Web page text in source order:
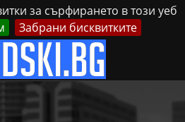
за сърфирането в този уеб
Забрани бисквитките
2026 Реклама Контакти